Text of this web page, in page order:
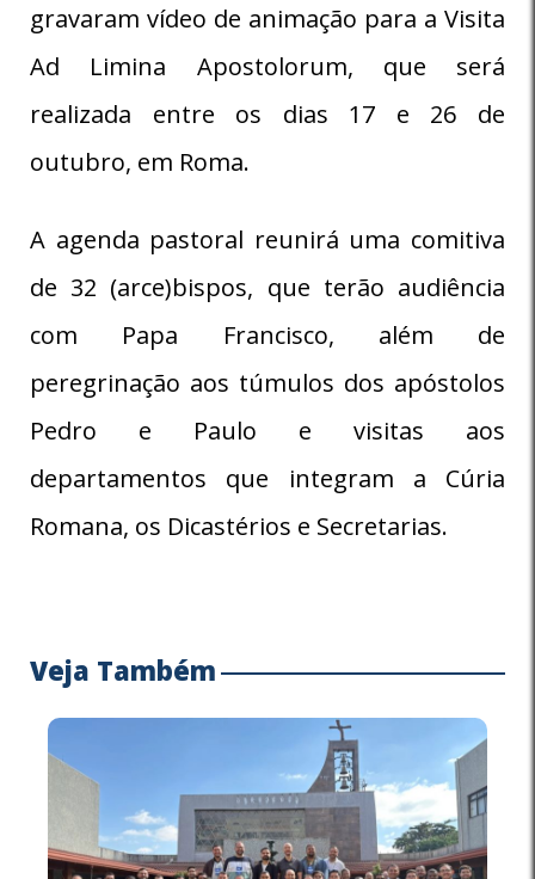
gravaram vídeo de animação para a Visita
Ad Limina Apostolorum, que será
realizada entre os dias 17 e 26 de
outubro, em Roma.
A agenda pastoral reunirá uma comitiva
de 32 (arce)bispos, que terão audiência
com Papa Francisco, além de
peregrinação aos túmulos dos apóstolos
Pedro e Paulo e visitas aos
departamentos que integram a Cúria
Romana, os Dicastérios e Secretarias.
Veja Também